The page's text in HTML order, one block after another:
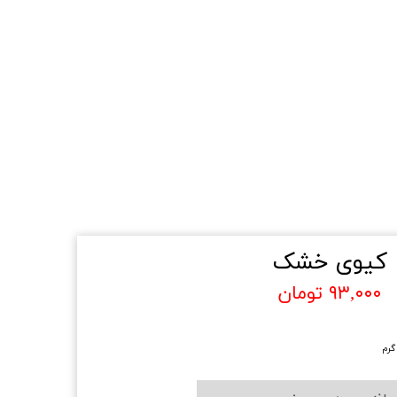
کیوی خشک
۹۳,۰۰۰ تومان